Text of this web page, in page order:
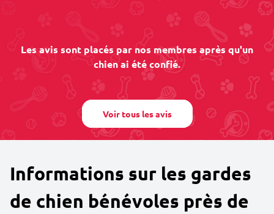
Les avis sont placés par nos membres après qu'un
chien ai été confié.
Voir tous les avis
Informations sur les gardes
de chien bénévoles près de